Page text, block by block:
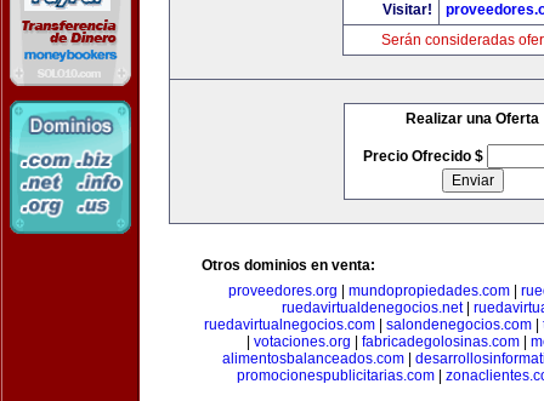
Visitar!
Serán consideradas
Realizar una Oferta
Precio Ofrecido $
Otros dominios en venta:
proveedores.org
mundopropiedades.com
ruedavirtualdenegocios.net|
ruedavirtualnegocios.com| salondenegocios.com|
votaciones.org fabricadegolosinas.com
alimentosbalanceados.com
promocionespublicitarias.com|